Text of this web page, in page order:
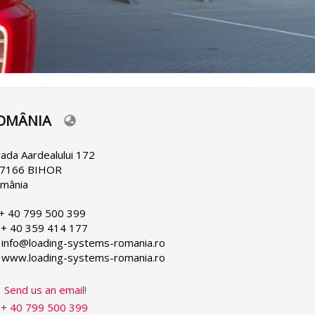
Aardealului 172
BIHOR
40 799 500 399
40 359 414 177
info@loading-systems-romania.ro
www.loading-systems-romania.ro
+ 40 799 500 399
Send us an email!